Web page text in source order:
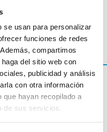
se usan para personalizar
funciones de redes
compartimos
del sitio web con
publicidad y análisis
con otra información
que hayan recopilado a
de sus servicios.